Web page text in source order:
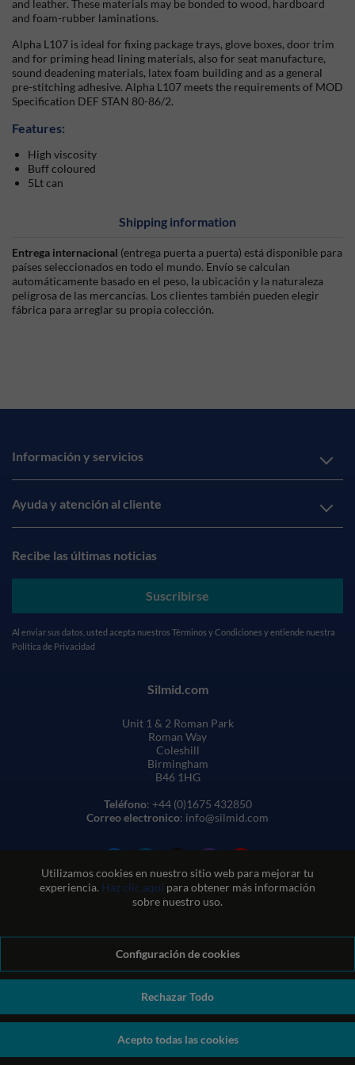
Utilizamos cookies en nuestro sitio web para mejorar tu
experiencia. Haz clic aquí para obtener más información
sobre nuestro uso.
Configuración de cookies
Rechazar Todo
Acepto todas las cookies
and leather. These materials may be bonded to wood, hardboard
and foam-rubber laminations.
Alpha L107 is ideal for fixing package trays, glove boxes, door trim
and for priming head lining materials, also for seat manufacture,
sound deadening materials, latex foam building and as a general
pre-stitching adhesive. Alpha L107 meets the requirements of MOD
Specification DEF STAN 80-86/2.
Features:
High viscosity
Buff coloured
5Lt can
Shipping information
Entrega internacional (entrega puerta a puerta) está disponible para
países seleccionados en todo el mundo. Envío se calculan
automáticamente basado en el peso, la ubicación y la naturaleza
peligrosa de las mercancías. Los clientes también pueden elegir
fábrica para arreglar su propia colección.
Información y servicios
Ayuda y atención al cliente
Recibe las últimas noticias
Suscribirse
Al enviar sus datos, usted acepta nuestros Términos y Condiciones y entiende nuestra
Política de Privacidad
Silmid.com
Unit 1 & 2 Roman Park
Roman Way
Coleshill
Birmingham
B46 1HG
Teléfono: +44 (0)1675 432850
Correo electronico: info@silmid.com
Condiciones generales de venta
Condiciones de uso del sitio web
Política de privacidad y cookies
Política de calidad
Política medioambiental
Política REACH
Declaración sobre la esclavitud moderna
number: GB 338 0755 48|ecommerce by red